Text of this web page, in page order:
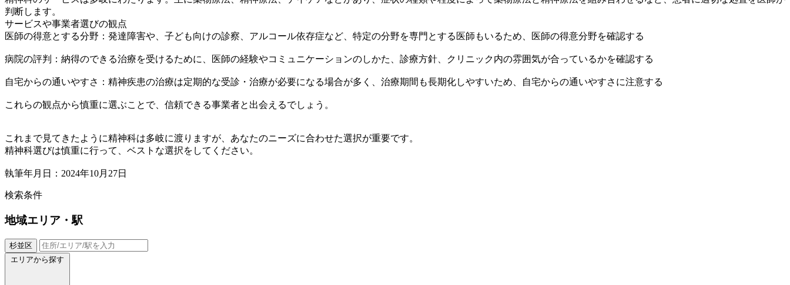
判断します。
サービスや事業者選びの観点
医師の得意とする分野：発達障害や、子ども向けの診察、アルコール依存症など、特定の分野を専門とする医師もいるため、医師の得意分野を確認する
病院の評判：納得のできる治療を受けるために、医師の経験やコミュニケーションのしかた、診療方針、クリニック内の雰囲気が合っているかを確認する
自宅からの通いやすさ：精神疾患の治療は定期的な受診・治療が必要になる場合が多く、治療期間も長期化しやすいため、自宅からの通いやすさに注意する
これらの観点から慎重に選ぶことで、信頼できる事業者と出会えるでしょう。
これまで見てきたように精神科は多岐に渡りますが、あなたのニーズに合わせた選択が重要です。
精神科選びは慎重に行って、ベストな選択をしてください。
執筆年月日：2024年10月27日
検索条件
地域エリア・駅
杉並区
エリアから探す